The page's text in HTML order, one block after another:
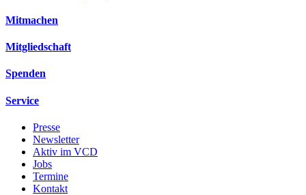
Mitmachen
Mitgliedschaft
Spenden
Service
Presse
Newsletter
Aktiv im VCD
Jobs
Termine
Kontakt